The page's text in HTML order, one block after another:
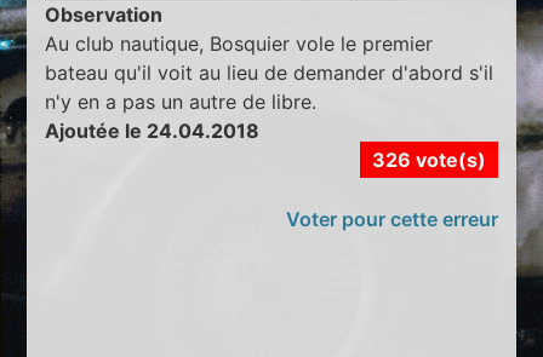
Observation
Au club nautique, Bosquier vole le premier
bateau qu'il voit au lieu de demander d'abord s'il
n'y en a pas un autre de libre.
Ajoutée le 24.04.2018
326 vote(s)
Voter pour cette erreur